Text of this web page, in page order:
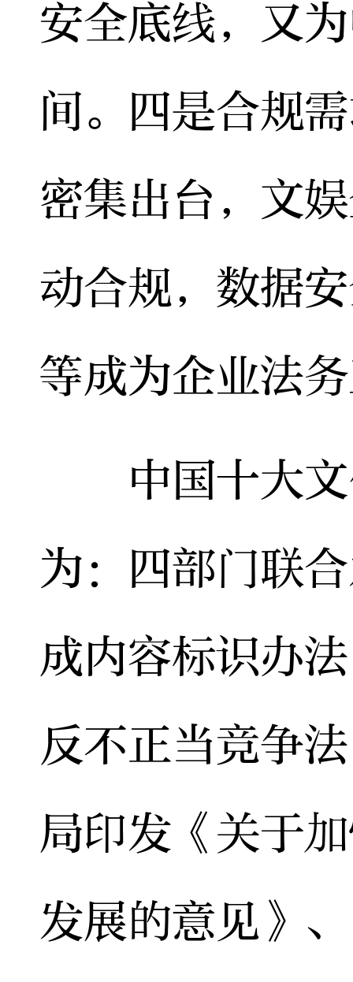
安全底线，又
间。四是合规
密集出台，文
动合规，数据
等成为企业法
中国十大文
为：四部门联
成内容标识办
反不正当竞争
局印发《关于
发展的意见》